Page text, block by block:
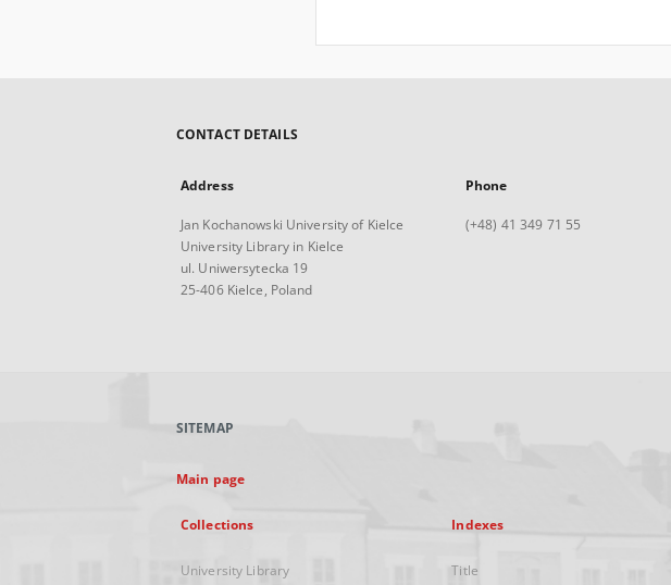
CONTACT DETAILS
Address
Jan Kochanowski University of Kielce
University Library in Kielce
ul. Uniwersytecka 19
25-406 Kielce, Poland
Phone
(+48) 41 349 71 55
SITEMAP
Main page
Collections
University Library
Indexes
Title